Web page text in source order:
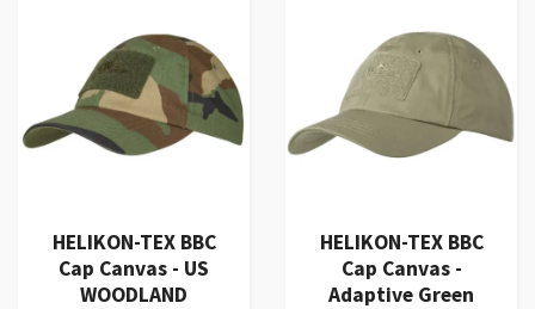
HELIKON-TEX BBC
Cap Canvas - US
WOODLAND
HELIKON-TEX BBC
Cap Canvas -
Adaptive Green